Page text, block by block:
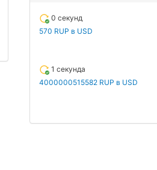
0 секунд
570 RUP в USD
1 секунда
4000000515582 RUP в USD